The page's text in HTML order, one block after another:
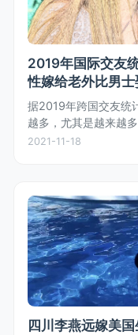
2019年国际交友
性嫁给老外比男
据2019年跨国交友统
越多，尤其是越来越
2021-11-18
四川李燕远嫁美